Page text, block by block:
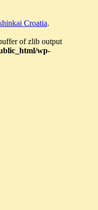
Croatia.
of zlib output
wp-